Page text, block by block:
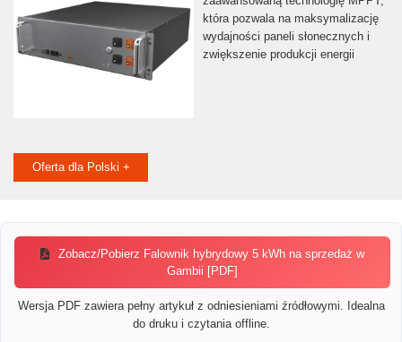
która pozwala na maksymalizację
wydajności paneli słonecznych i
zwiększenie produkcji energii
Oferta dla Polski +
Zobacz/Pobierz Falownik hybrydowy 5 kWh na sprzedaż w
Gambii [PDF]
Wersja PDF zawiera pełny artykuł z odniesieniami źródłowymi. Idealna
do druku i czytania offline.